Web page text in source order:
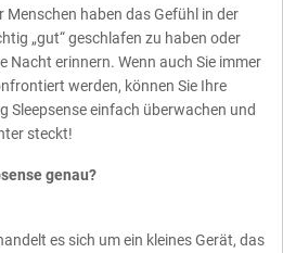
Menschen haben das Gefühl in der
„gut“ geschlafen zu haben oder
Nacht erinnern. Wenn auch Sie immer
werden, können Sie Ihre
Sleepsense einfach überwachen und
steckt!
genau?
es sich um ein kleines Gerät, das